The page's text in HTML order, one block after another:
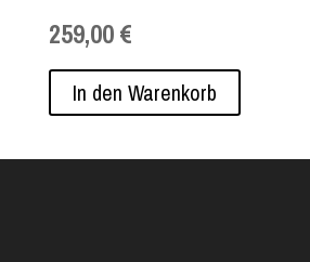
259,00 €
In den Warenkorb